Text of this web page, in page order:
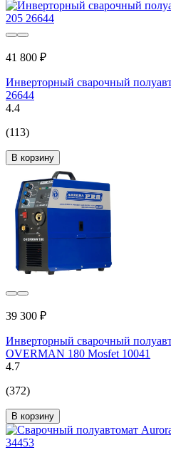
41 800 ₽
Инверторный сварочный
26644
4.4
(113)
В корзину
39 300 ₽
Инверторный сварочный
OVERMAN 180 Mosfet 10041
4.7
(372)
В корзину